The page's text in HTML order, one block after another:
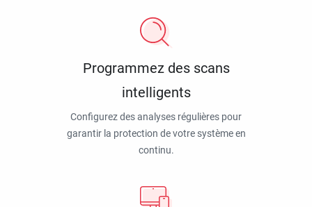
Programmez des scans
intelligents
Configurez des analyses régulières pour
garantir la protection de votre système en
continu.